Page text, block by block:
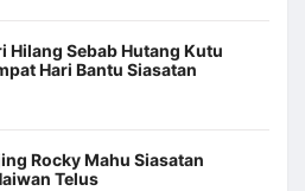
Hilang Sebab Hutang Kutu
Hari Bantu Siasatan
Rocky Mahu Siasatan
Telus